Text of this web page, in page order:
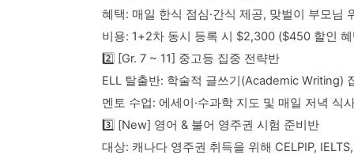
혜택: 매일 한식 점심·간식 제공, 맞벌이 부모님
비용: 1+2차 동시 등록 시 $2,300 ($450 할인
2️⃣ [Gr. 7 ~ 11] 중고등 집중 전략반
ELL 탈출반: 학술적 글쓰기(Academic Writing)
멘토 수업: 에세이·수과학 지도 및 매일 저녁 식
3️⃣ [New] 영어 & 불어 영주권 시험 준비반
대상: 캐나다 영주권 취득을 위해 CELPIP,